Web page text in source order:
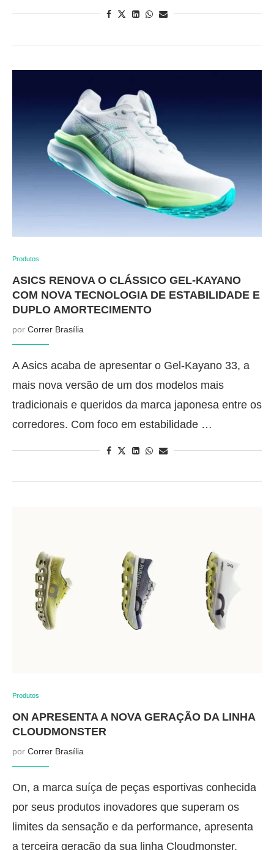
Produtos
ASICS RENOVA O CLÁSSICO GEL-KAYANO
COM NOVA TECNOLOGIA DE ESTABILIDADE E
DUPLO AMORTECIMENTO
por Correr Brasília
A Asics acaba de apresentar o Gel-Kayano 33, a
mais nova versão de um dos modelos mais
tradicionais e queridos da marca japonesa entre os
corredores. Com foco em estabilidade …
Produtos
ON APRESENTA A NOVA GERAÇÃO DA LINHA
CLOUDMONSTER
por Correr Brasília
On, a marca suíça de peças esportivas conhecida
por seus produtos inovadores que superam os
limites da sensação e da performance, apresenta
a terceira geração da sua linha Cloudmonster.